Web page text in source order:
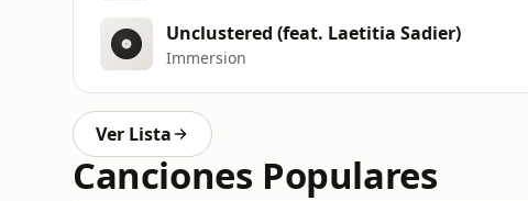
Unclustered (feat. Laetitia Sadier)
Immersion
Ver Lista
Canciones Populares